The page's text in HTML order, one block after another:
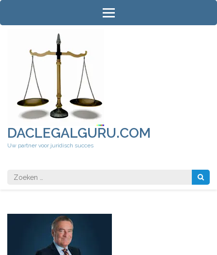
Ga
inhoud
DACLEGALGURU.COM
Uw partner voor juridisch succes
Zoeken
naar: